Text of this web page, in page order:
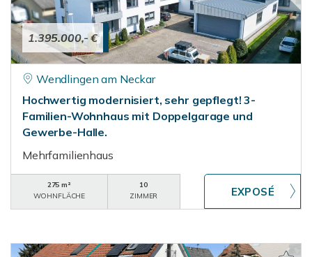
1.395.000,- €
Wendlingen am Neckar
Hochwertig modernisiert, sehr gepflegt! 3-
Familien-Wohnhaus mit Doppelgarage und
Gewerbe-Halle.
Mehrfamilienhaus
275 m²
WOHNFLÄCHE
10
ZIMMER